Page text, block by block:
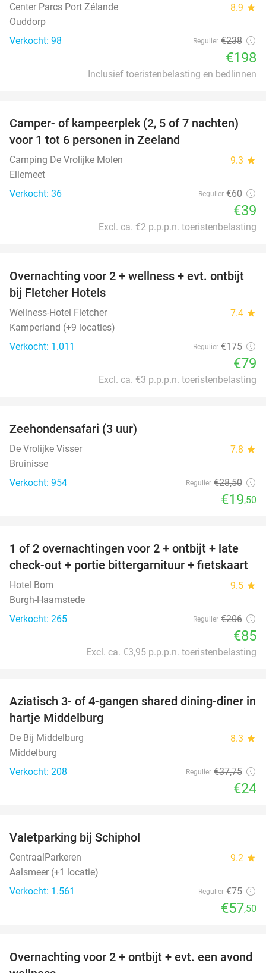
Center Parcs Port Zélande 8.9 star
Ouddorp
Verkocht: 98
Regulier €238
€198
Inclusief toeristenbelasting en bedlinnen
35%
Camper- of kampeerplek (2, 5 of 7 nachten)
voor 1 tot 6 personen in Zeeland
Camping De Vrolijke Molen 9.3 star
Ellemeet
Verkocht: 36
Regulier €60
€39
Excl. ca. €2 p.p.p.n. toeristenbelasting
55%
Overnachting voor 2 + wellness + evt. ontbijt
bij Fletcher Hotels
Wellness-Hotel Fletcher 7.4 star
Kamperland (+9 locaties)
Verkocht: 1.011
Regulier €175
€79
Excl. ca. €3 p.p.p.n. toeristenbelasting
Zeehondensafari (3 uur)
De Vrolijke Visser 7.8 star
Bruinisse
Verkocht: 954
Regulier €28,50
€19,50
59%
1 of 2 overnachtingen voor 2 + ontbijt + late
check-out + portie bittergarnituur + fietskaart
Hotel Bom 9.5 star
Burgh-Haamstede
Verkocht: 265
Regulier €206
€85
Excl. ca. €3,95 p.p.p.n. toeristenbelasting
36%
Aziatisch 3- of 4-gangen shared dining-diner in
hartje Middelburg
De Bij Middelburg 8.3 star
Middelburg
Verkocht: 208
Regulier €37,75
€24
Valetparking bij Schiphol
CentraalParkeren 9.2 star
Aalsmeer (+1 locatie)
Verkocht: 1.561
Regulier €75
€57,50
21%
Overnachting voor 2 + ontbijt + evt. een avond